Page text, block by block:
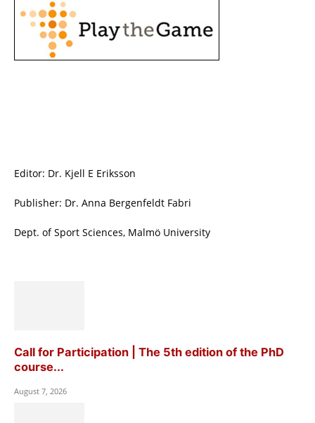
Editor: Dr. Kjell E Eriksson
Publisher: Dr. Anna Bergenfeldt Fabri
Dept. of Sport Sciences, Malmö University
Call for Participation | The 5th edition of the PhD
course...
August 7, 2026